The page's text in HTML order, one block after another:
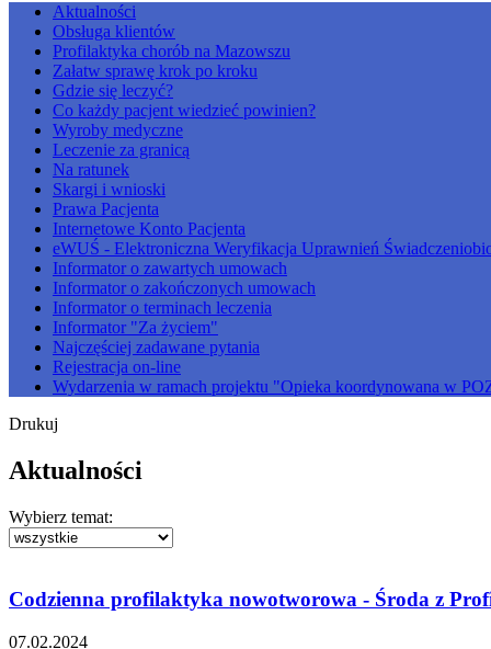
Aktualności
Obsługa klientów
Profilaktyka chorób na Mazowszu
Załatw sprawę krok po kroku
Gdzie się leczyć?
Co każdy pacjent wiedzieć powinien?
Wyroby medyczne
Leczenie za granicą
Na ratunek
Skargi i wnioski
Prawa Pacjenta
Internetowe Konto Pacjenta
eWUŚ - Elektroniczna Weryfikacja Uprawnień
Informator o zawartych umowach
Informator o zakończonych umowach
Informator o terminach leczenia
Informator "Za życiem"
Najczęściej zadawane pytania
Rejestracja on-line
Wydarzenia w ramach projektu "Opieka koordynowana w
Drukuj
Aktualności
Wybierz temat:
Codzienna profilaktyka nowotworowa - Środa z
07.02.2024